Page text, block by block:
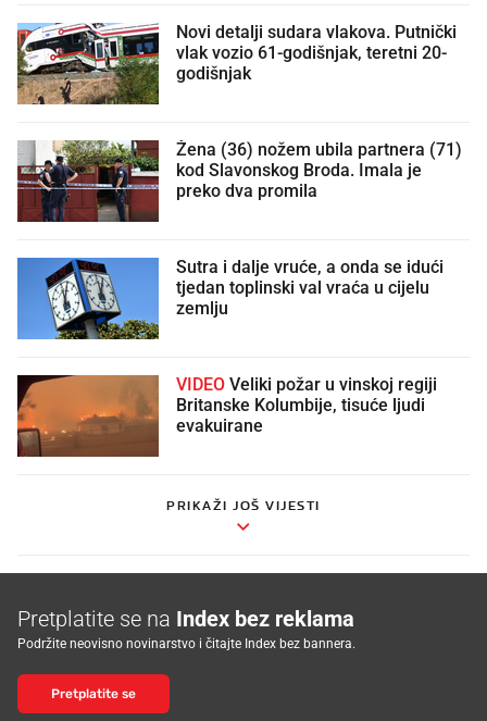
Novi detalji sudara vlakova. Putnički
vlak vozio 61-godišnjak, teretni 20-
godišnjak
Žena (36) nožem ubila partnera (71)
kod Slavonskog Broda. Imala je
preko dva promila
Sutra i dalje vruće, a onda se idući
tjedan toplinski val vraća u cijelu
zemlju
VIDEO
Britanske Kolumbije, tisuće ljudi
evakuirane
PRIKAŽI JOŠ VIJESTI
Pretplatite se na Index bez reklama
Podržite neovisno novinarstvo i čitajte Index bez bannera.
Pretplatite se